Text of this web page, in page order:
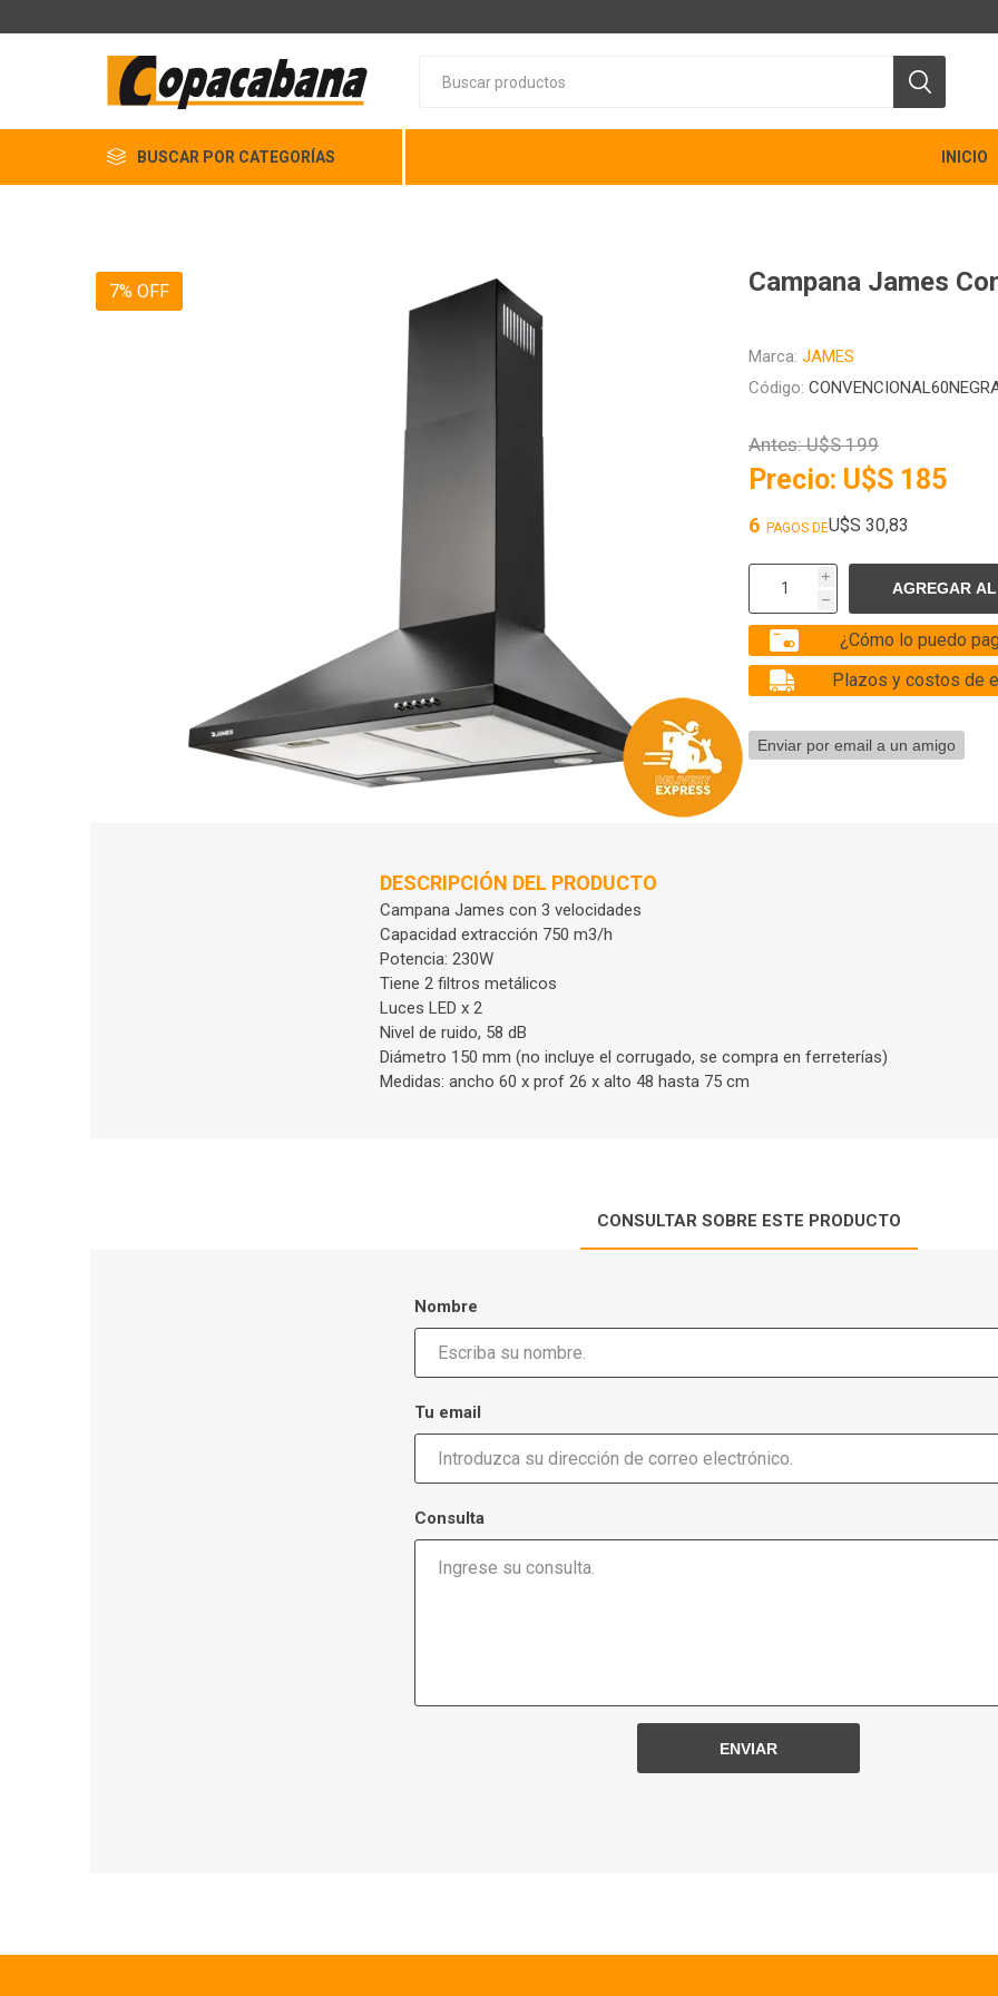
BUSCAR POR CATEGORÍAS INICIO
7% OFF Campana James
Marca: JAMES
Código:
Antes: U$S 199
Precio: U$S 185
6 PAGOS DEU$S 30,83
i
h
¿Cómo lo puedo
Plazos y costos de
DESCRIPCIÓN DEL PRODUCTO
Campana James con 3 velocidades
Capacidad extracción 750 m3/h
Potencia: 230W
Tiene 2 filtros metálicos
Luces LED x 2
Nivel de ruido, 58 dB
Diámetro 150 mm (no incluye el corrugado, se compra en ferreterías)
Medidas: ancho 60 x prof 26 x alto 48 hasta 75 cm
CONSULTAR SOBRE ESTE PRODUCTO
Nombre
Tu email
Consulta